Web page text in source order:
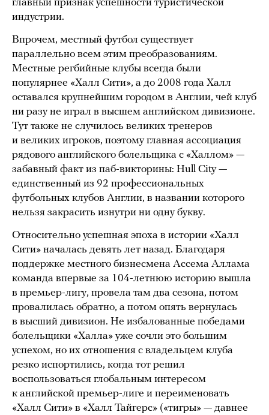
главный признак успешности туристической
индустрии.
Впрочем, местный футбол существует
параллельно всем этим преобразованиям.
Местные регбийные клубы всегда были
популярнее «Халл Сити», а до 2008 года Халл
оставался крупнейшим городом в Англии, чей клуб
ни разу не играл в высшем английском дивизионе.
Тут также не случилось великих тренеров
и великих игроков, поэтому главная ассоциация
рядового английского болельщика с «Халлом» —
забавный факт из паб-викторины: Hull City —
единственный из 92 профессиональных
футбольных клубов Англии, в названии которого
нельзя закрасить изнутри ни одну букву.
Относительно успешная эпоха в истории «Халл
Сити» началась девять лет назад. Благодаря
поддержке местного бизнесмена Ассема Аллама
команда впервые за 104-летнюю историю вышла
в премьер-лигу, провела там два сезона, потом
провалилась обратно, а потом опять вернулась
в высший дивизион. Не избалованные победами
болельщики «Халла» уже сочли это большим
успехом, но их отношения с владельцем клуба
резко испортились, когда тот решил
воспользоваться глобальным интересом
к английской премьер-лиге и переименовать
«Халл Сити» в «Халл Тайгерс» («тигры» — давнее